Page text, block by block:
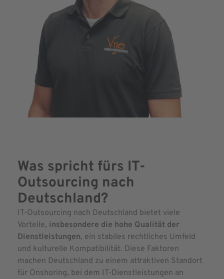
Was spricht fürs IT-
Outsourcing nach
Deutschland?
IT-Outsourcing nach Deutschland bietet viele
Vorteile, insbesondere die hohe Qualität der
Dienstleistungen, ein stabiles rechtliches Umfeld
und kulturelle Kompatibilität. Diese Faktoren
machen Deutschland zu einem attraktiven Standort
für Onshoring, bei dem IT-Dienstleistungen an